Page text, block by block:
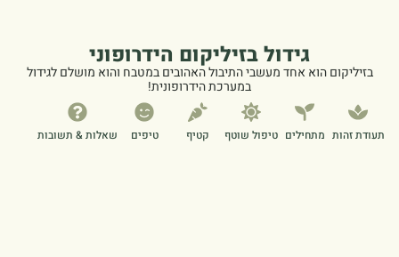
גידול בזיליקום הידרופוני
בזיליקום הוא אחד מעשבי התיבול האהובים במטבח והוא מושלם לגידול
במערכת הידרופונית!
תעודת זהות מתחילים טיפול שוטף קטיף טיפים שאלות & תשובות